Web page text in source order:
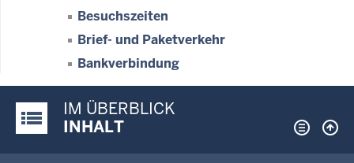
Besuchszeiten
Brief- und Paketverkehr
Bankverbindung
Justiz-Portal im Überblick:
IM ÜBERBLICK
INHALT